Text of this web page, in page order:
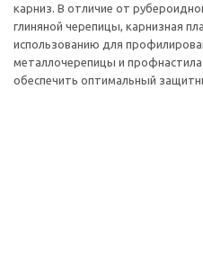
карниз. В отличие от
глиняной черепицы, карнизная
использованию для
металлочерепицы и
обеспечить оптимальный